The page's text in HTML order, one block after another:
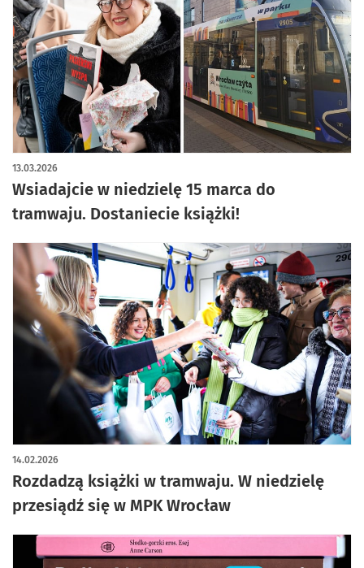
Wsiadajcie w niedzielę 15 marca do
tramwaju. Dostaniecie książki!
13.03.2026
Rozdadzą książki w tramwaju. W niedzielę
przesiądź się w MPK Wrocław
14.02.2026